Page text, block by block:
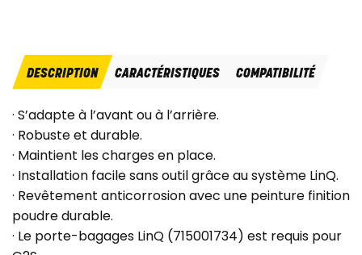
DESCRIPTION CARACTÉRISTIQUES COMPATIBILITÉ
· S’adapte à l’avant ou à l’arrière.
· Robuste et durable.
· Maintient les charges en place.
· Installation facile sans outil grâce au système LinQ.
· Revêtement anticorrosion avec une peinture finition
poudre durable.
· Le porte-bagages LinQ (715001734) est requis pour